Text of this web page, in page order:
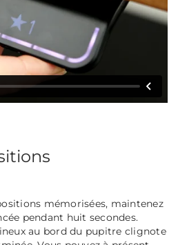
mémorisées, maintenez
pendant huit secondes.
au bord du pupitre clignote